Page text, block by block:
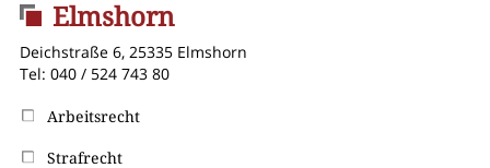
Elmshorn
Deichstraße 6, 25335 Elmshorn
Tel: 040 / 524 743 80
Arbeitsrecht
Strafrecht